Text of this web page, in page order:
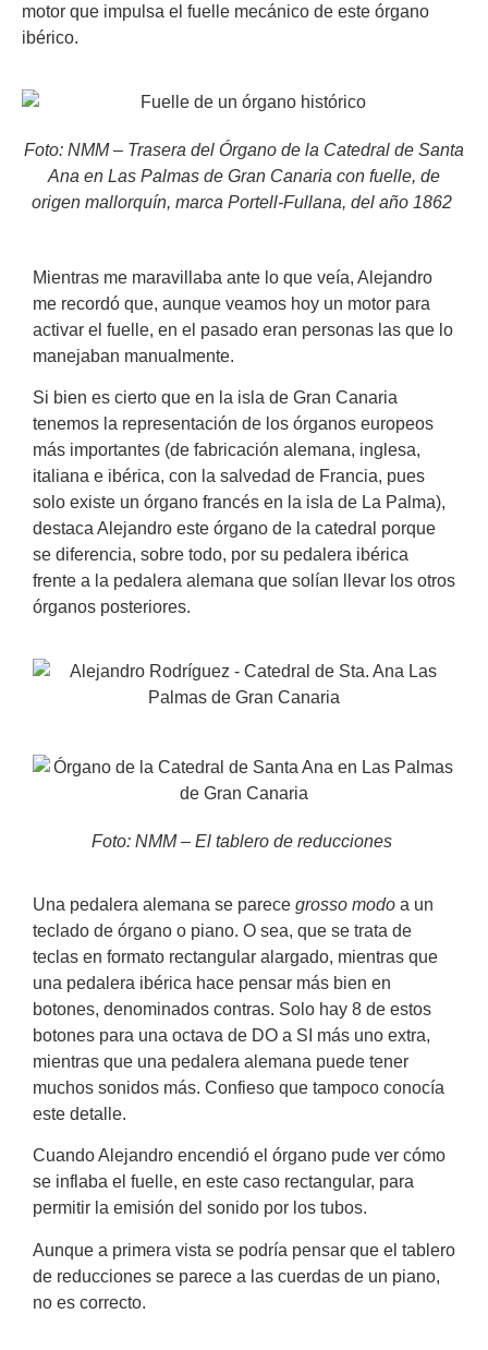
motor que impulsa el fuelle mecánico de este órgano
ibérico.
Foto: NMM – Trasera del Órgano de la Catedral de Santa
Ana en Las Palmas de Gran Canaria con fuelle, de
origen mallorquín, marca Portell-Fullana, del año 1862
Mientras me maravillaba ante lo que veía, Alejandro
me recordó que, aunque veamos hoy un motor para
activar el fuelle, en el pasado eran personas las que lo
manejaban manualmente.
Si bien es cierto que en la isla de Gran Canaria
tenemos la representación de los órganos europeos
más importantes (de fabricación alemana, inglesa,
italiana e ibérica, con la salvedad de Francia, pues
solo existe un órgano francés en la isla de La Palma),
destaca Alejandro este órgano de la catedral porque
se diferencia, sobre todo, por su pedalera ibérica
frente a la pedalera alemana que solían llevar los otros
órganos posteriores.
Foto: NMM – El tablero de reducciones
Una pedalera alemana se parece grosso modo a un
teclado de órgano o piano. O sea, que se trata de
teclas en formato rectangular alargado, mientras que
una pedalera ibérica hace pensar más bien en
botones, denominados contras. Solo hay 8 de estos
botones para una octava de DO a SI más uno extra,
mientras que una pedalera alemana puede tener
muchos sonidos más. Confieso que tampoco conocía
este detalle.
Cuando Alejandro encendió el órgano pude ver cómo
se inflaba el fuelle, en este caso rectangular, para
permitir la emisión del sonido por los tubos.
Aunque a primera vista se podría pensar que el tablero
de reducciones se parece a las cuerdas de un piano,
no es correcto.